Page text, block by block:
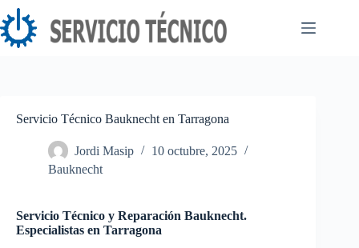
Saltar
al
contenido
Servicio Técnico Bauknecht en Tarragona
Jordi Masip
10 octubre, 2025
Bauknecht
Servicio Técnico y Reparación Bauknecht.
Especialistas en Tarragona